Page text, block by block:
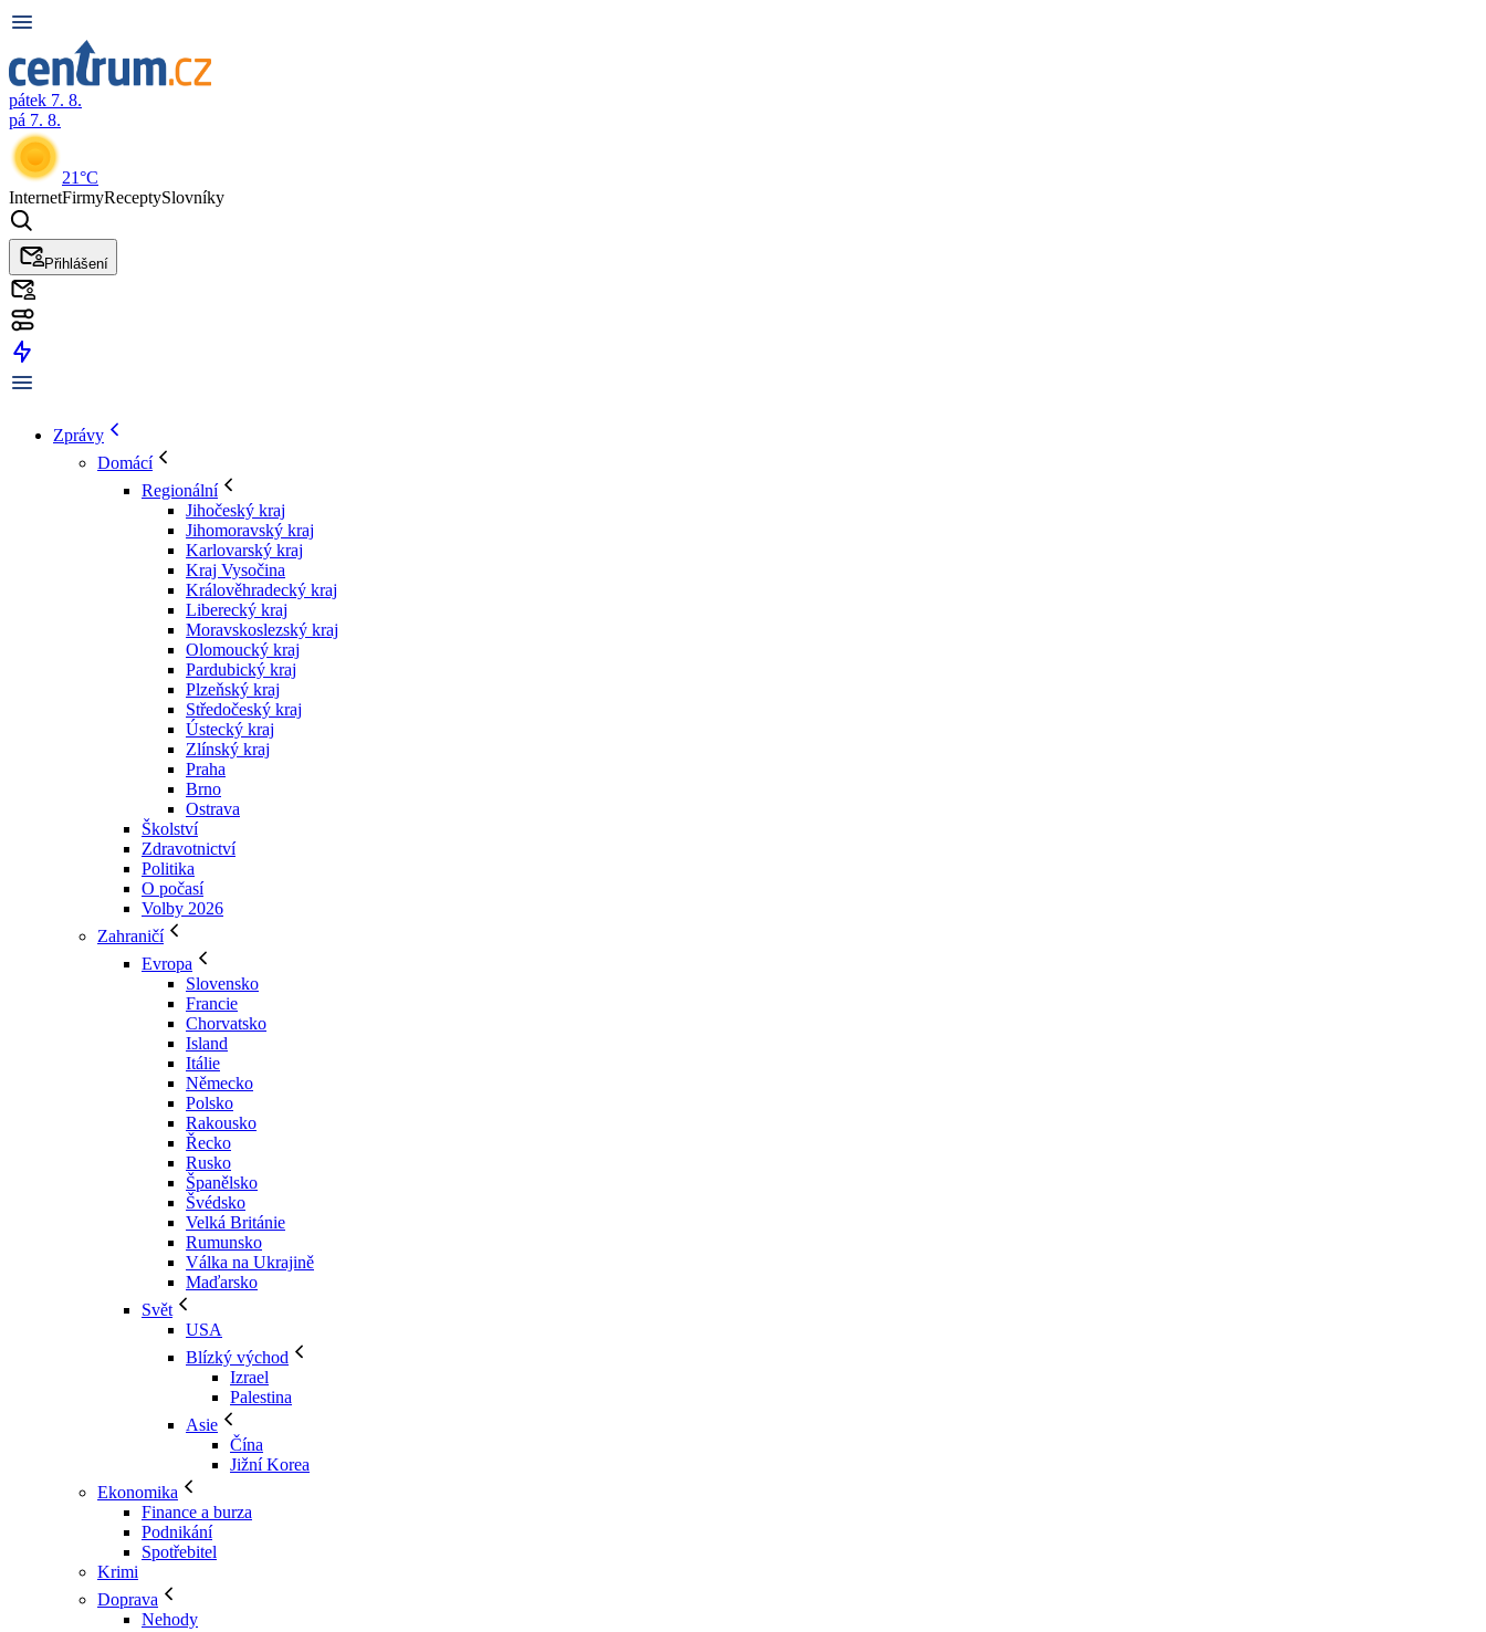
pátek 7. 8.
pá 7. 8.
21°C
InternetFirmyReceptySlovníky
Přihlášení
Zprávy
Domácí
Regionální
Jihočeský kraj
Jihomoravský kraj
Karlovarský kraj
Kraj Vysočina
Králověhradecký kraj
Liberecký kraj
Moravskoslezský kraj
Olomoucký kraj
Pardubický kraj
Plzeňský kraj
Středočeský kraj
Ústecký kraj
Zlínský kraj
Praha
Brno
Ostrava
Školství
Zdravotnictví
Politika
O počasí
Volby 2026
Zahraničí
Evropa
Slovensko
Francie
Chorvatsko
Island
Itálie
Německo
Polsko
Rakousko
Řecko
Rusko
Španělsko
Švédsko
Velká Británie
Rumunsko
Válka na Ukrajině
Maďarsko
Svět
USA
Blízký východ
Izrael
Palestina
Asie
Čína
Jižní Korea
Ekonomika
Finance a burza
Podnikání
Spotřebitel
Krimi
Doprava
Nehody